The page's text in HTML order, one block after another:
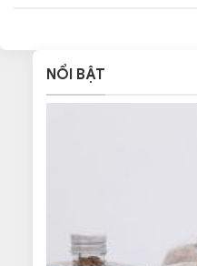
NỔI BẬT